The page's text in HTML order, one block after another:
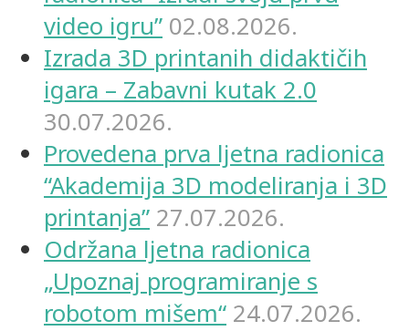
video igru” 02.08.2026.
Izrada 3D printanih didaktičih
igara – Zabavni kutak 2.0
30.07.2026.
Provedena prva ljetna radionica
“Akademija 3D modeliranja i 3D
printanja” 27.07.2026.
Održana ljetna radionica
„Upoznaj programiranje s
robotom mišem“ 24.07.2026.